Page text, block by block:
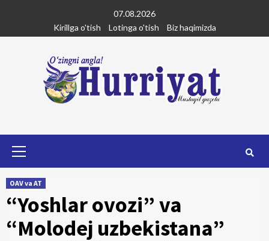
content
07.08.2026
Kirillga o'tish
Lotinga o'tish Biz haqimizda
OAV va AT
“Yoshlar ovozi” va
“Molodej uzbekistana”